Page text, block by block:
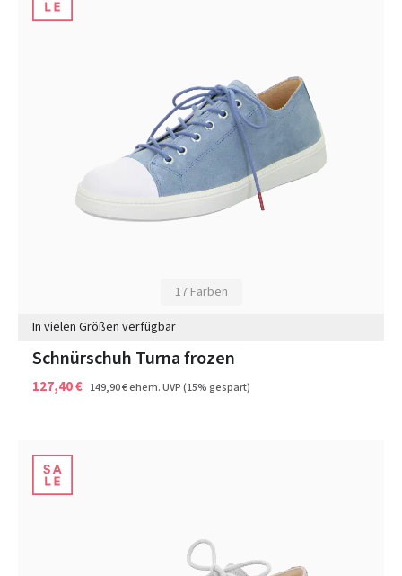
17 Farben
In vielen Größen verfügbar
Schnürschuh Turna frozen
127,40 € 149,90 €ehem. UVP(15% gespart)